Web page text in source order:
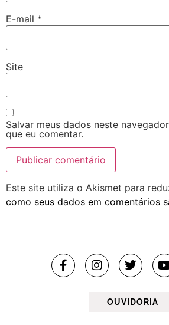
E-mail *
Site
Salvar meus dados neste
que eu comentar.
Este site utiliza o Akismet para
como seus dados em comentários
OUVIDORIA